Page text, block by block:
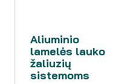
Aliuminio
lamelės lauko
žaliuzių
sistemoms